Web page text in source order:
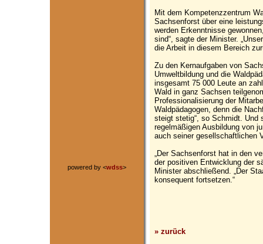
powered by <wdss>
Mit dem Kompetenzzentrum
Sachsenforst über eine
werden Erkenntnisse
sind“, sagte der Minister.
die Arbeit in diesem Bereich
Zu den Kernaufgaben von
Umweltbildung und die
insgesamt 75 000 Leute an
Wald in ganz Sachsen
Professionalisierung der
Waldpädagogen, denn die
steigt stetig“, so Schmidt.
regelmäßigen Ausbildung von
auch seiner gesellschaftlichen
„Der Sachsenforst hat in den
der positiven Entwicklung der
Minister abschließend. „Der
konsequent fortsetzen.“
» zurück